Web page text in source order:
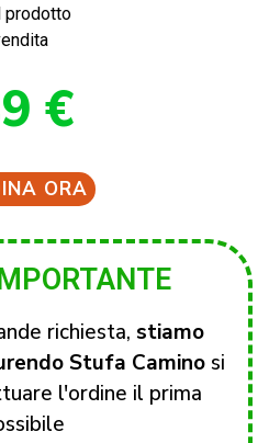
prodotto
€
ORA
richiesta, stiamo
Stufa Caminosi
l'ordine il prima